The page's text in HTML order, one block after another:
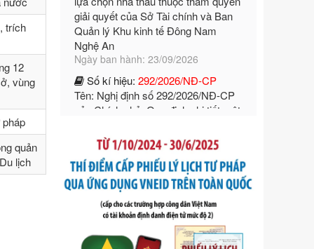
trích
12
vùng
quản
lịch
Nghệ An
Ngày ban hành: 23/09/2026
Số kí hiệu:292/2026/NĐ-CP
Tên: Nghị định số 292/2026/NĐ-CP
của Chính phủ: Quy định chi tiết một
số điều và biện pháp để tổ chức,
hướng dẫn thi hành Luật Quản lý
ngoại thương
Số kí hiệu:292/2026/NĐ-CP
Tên: Nghị định số 292/2026/NĐ-CP
của Chính phủ: Quy định chi tiết một
số điều và biện pháp để tổ chức,
hướng dẫn thi hành Luật Quản lý
ngoại thương
Ngày ban hành: 21/07/2026